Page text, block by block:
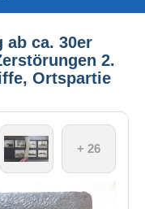
ab ca. 30er
2.
Ortspartie
+ 26